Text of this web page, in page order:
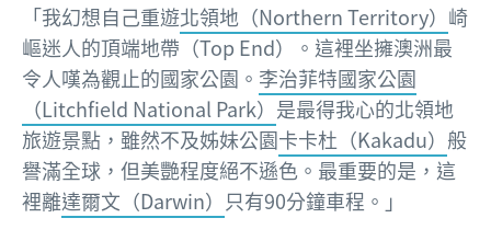
「我幻想自己重遊北領地（Northern Territory） 崎
嶇迷人的頂端地帶（Top End）。這裡坐擁澳洲最
令人嘆為觀止的國家公園。 李治菲特國家公園
（Litchfield National Park） 是最得我心的北領地
旅遊景點，雖然不及姊妹公園卡卡杜（Kakadu） 般
譽滿全球，但美艷程度絕不遜色。最重要的是，這
裡離達爾文（Darwin） 只有90分鐘車程。」